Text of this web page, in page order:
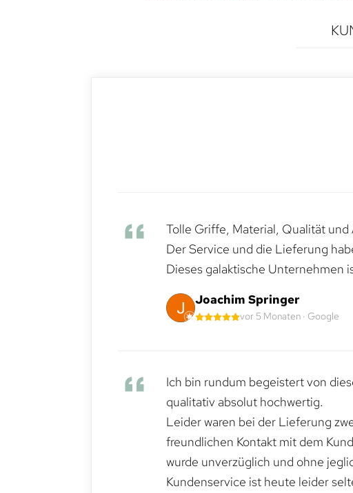
Tolle Griffe, Material, Qualität und
Der Service und die Lieferung
Dieses galaktische Unternehmen
Joachim Springer
vor 5 Monaten · Google
Ich bin rundum begeistert von
qualitativ absolut hochwertig.
Leider waren bei der Lieferung
freundlichen Kontakt mit dem
wurde unverzüglich und ohne
Kundenservice ist heute leider